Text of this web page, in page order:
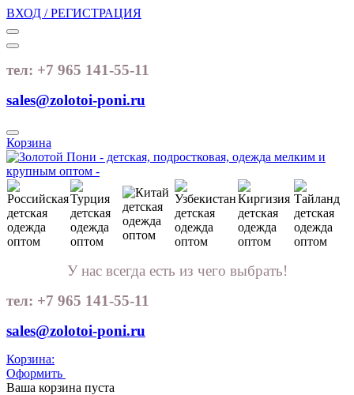
ВХОД / РЕГИСТРАЦИЯ
тел: +7 965 141-55-11
sales@zolotoi-poni.ru
Корзина
У нас всегда есть из чего выбрать!
тел: +7 965 141-55-11
sales@zolotoi-poni.ru
Корзина:
Оформить
Ваша корзина пуста